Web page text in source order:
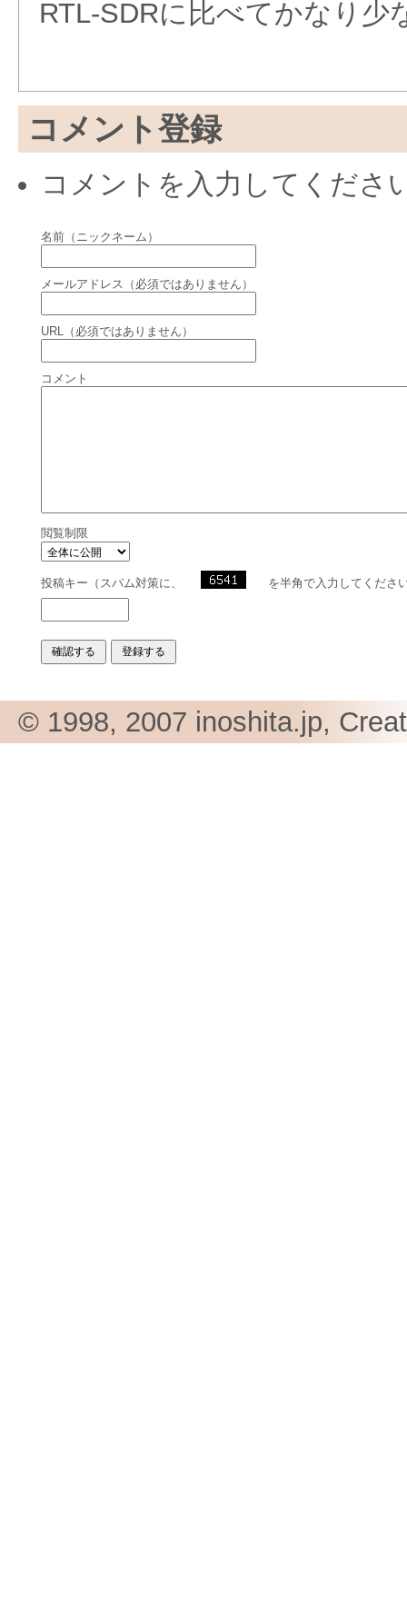
RTL-SDRに比べてかなり少
コメント登録
コメントを入力してくださ
名前（ニックネーム）
メールアドレス（必須ではありません）
URL（必須ではありません）
コメント
閲覧制限
投稿キー（スパム対策に、 を半角で入力してくださ
© 1998, 2007 inoshita.jp,